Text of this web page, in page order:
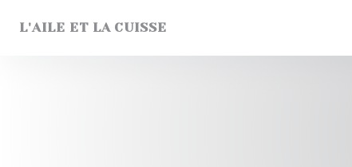
L'AILE ET LA CUISSE